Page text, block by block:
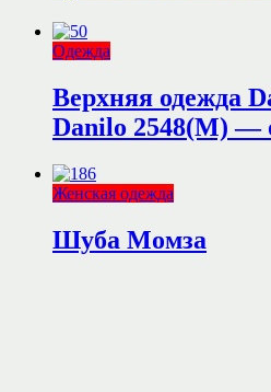
Одежда
Верхняя одежда
Danilo 2548(М) —
Женская одежда
Шуба Момза